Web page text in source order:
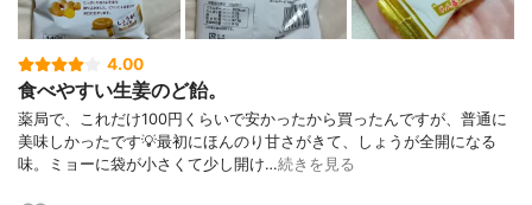
4.00
食べやすい生姜のど飴。
薬局で、これだけ100円くらいで安かったから買ったんですが、普通に
美味しかったです💡最初にほんのり甘さがきて、しょうが全開になる
味。ミョーに袋が小さくて少し開け…続きを見る